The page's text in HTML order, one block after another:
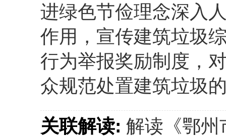
进绿色节俭理念深入
作用，宣传建筑垃圾
行为举报奖励制度，
众规范处置建筑垃圾
关联解读: 解读《鄂州